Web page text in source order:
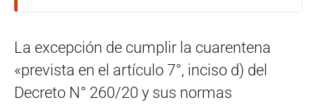
La excepción de cumplir la cuarentena
«prevista en el artículo 7°, inciso d) del
Decreto N° 260/20 y sus normas